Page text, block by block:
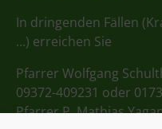
In dringenden Fällen
…) erreichen Sie
Pfarrer Wolfgang
09372-409231 oder
Pfarrer P. Mathias